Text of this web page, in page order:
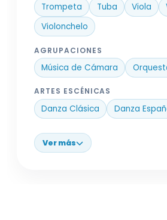
Trompeta
Tuba Viola
Violonchelo
AGRUPACIONES
Música de Cámara
ARTES ESCÉNICAS
Danza Clásica Danza
Ver más